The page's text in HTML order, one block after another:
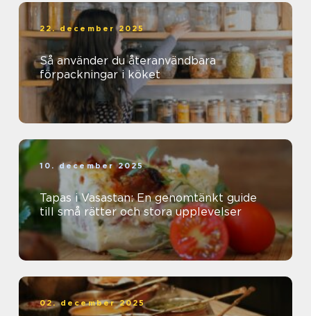
22. december 2025
Så använder du återanvändbara
förpackningar i köket
10. december 2025
Tapas i Vasastan: En genomtänkt guide
till små rätter och stora upplevelser
02. december 2025